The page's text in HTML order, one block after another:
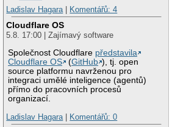
Ladislav Hagara
Komentářů: 4
Cloudflare OS
5.8. 17:00 | Zajímavý software
Společnost Cloudflare představila
Cloudflare OS
(GitHub ), tj. open
source platformu navrženou pro
integraci umělé inteligence (agentů)
přímo do pracovních procesů
organizací.
Ladislav Hagara
Komentářů: 0